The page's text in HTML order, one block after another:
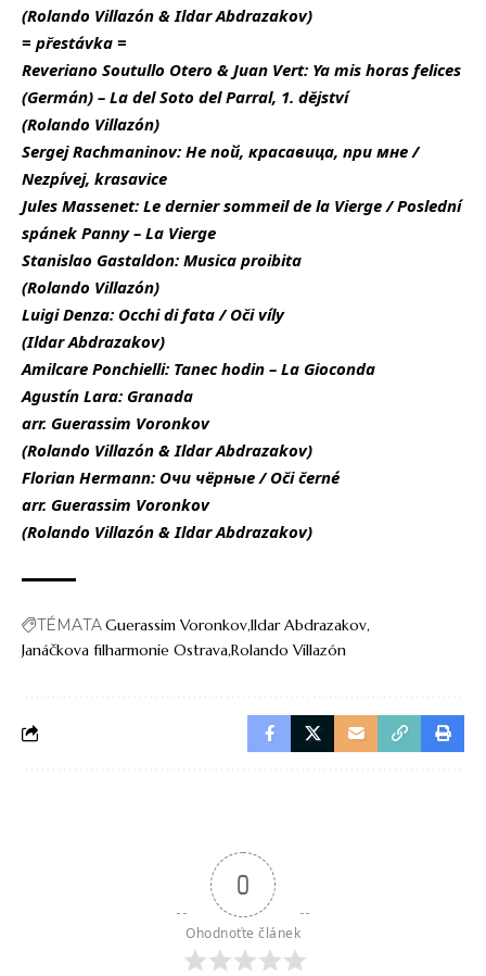
(Rolando Villazón & Ildar Abdrazakov)
= přestávka =
Reveriano Soutullo Otero & Juan Vert: Ya mis horas felices
(Germán) – La del Soto del Parral, 1. dějství
(Rolando Villazón)
Sergej Rachmaninov: Не пой, красавица, при мне /
Nezpívej, krasavice
Jules Massenet: Le dernier sommeil de la Vierge / Poslední
spánek Panny – La Vierge
Stanislao Gastaldon: Musica proibita
(Rolando Villazón)
Luigi Denza: Occhi di fata / Oči víly
(Ildar Abdrazakov)
Amilcare Ponchielli: Tanec hodin – La Gioconda
Agustín Lara: Granada
arr. Guerassim Voronkov
(Rolando Villazón & Ildar Abdrazakov)
Florian Hermann: Очи чёрные / Oči černé
arr. Guerassim Voronkov
(Rolando Villazón & Ildar Abdrazakov)
TÉMATAGuerassim VoronkovIldar Abdrazakov
Janáčkova filharmonie OstravaRolando Villazón
0
Ohodnoťte článek